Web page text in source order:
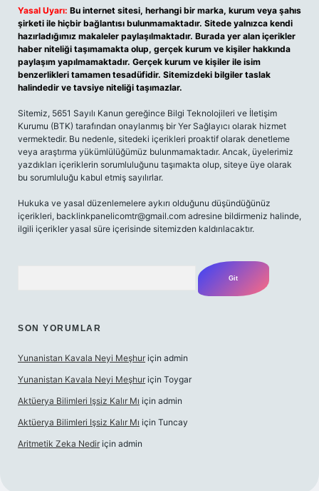
Yasal Uyarı: Bu internet sitesi, herhangi bir marka, kurum veya şahıs
şirketi ile hiçbir bağlantısı bulunmamaktadır. Sitede yalnızca kendi
hazırladığımız makaleler paylaşılmaktadır. Burada yer alan içerikler
haber niteliği taşımamakta olup, gerçek kurum ve kişiler hakkında
paylaşım yapılmamaktadır. Gerçek kurum ve kişiler ile isim
benzerlikleri tamamen tesadüfidir. Sitemizdeki bilgiler taslak
halindedir ve tavsiye niteliği taşımazlar.
Sitemiz, 5651 Sayılı Kanun gereğince Bilgi Teknolojileri ve İletişim
Kurumu (BTK) tarafından onaylanmış bir Yer Sağlayıcı olarak hizmet
vermektedir. Bu nedenle, sitedeki içerikleri proaktif olarak denetleme
veya araştırma yükümlülüğümüz bulunmamaktadır. Ancak, üyelerimiz
yazdıkları içeriklerin sorumluluğunu taşımakta olup, siteye üye olarak
bu sorumluluğu kabul etmiş sayılırlar.
Hukuka ve yasal düzenlemelere aykırı olduğunu düşündüğünüz
içerikleri, backlinkpanelicomtr@gmail.com adresine bildirmeniz halinde,
ilgili içerikler yasal süre içerisinde sitemizden kaldırılacaktır.
SON YORUMLAR
Yunanistan Kavala Neyi Meşhur için admin
Yunanistan Kavala Neyi Meşhur için Toygar
Aktüerya Bilimleri Işsiz Kalır Mı için admin
Aktüerya Bilimleri Işsiz Kalır Mı için Tuncay
Aritmetik Zeka Nedir için admin